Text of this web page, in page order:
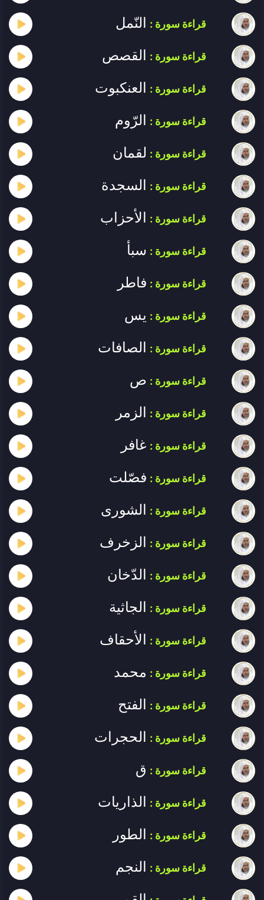
قراءة سورة : النّمل
قراءة سورة : القصص
قراءة سورة : العنكبوت
قراءة سورة : الرّوم
قراءة سورة : لقمان
قراءة سورة : السجدة
قراءة سورة : الأحزاب
قراءة سورة : سبأ
قراءة سورة : فاطر
قراءة سورة : يس
قراءة سورة : الصافات
قراءة سورة : ص
قراءة سورة : الزمر
قراءة سورة : غافر
قراءة سورة : فصّلت
قراءة سورة : الشورى
قراءة سورة : الزخرف
قراءة سورة : الدّخان
قراءة سورة : الجاثية
قراءة سورة : الأحقاف
قراءة سورة : محمد
قراءة سورة : الفتح
قراءة سورة : الحجرات
قراءة سورة : ق
قراءة سورة : الذاريات
قراءة سورة : الطور
قراءة سورة : النجم